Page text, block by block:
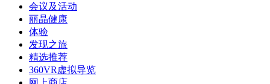
会议及活动
丽晶健康
体验
发现之旅
精选推荐
360VR虚拟导览